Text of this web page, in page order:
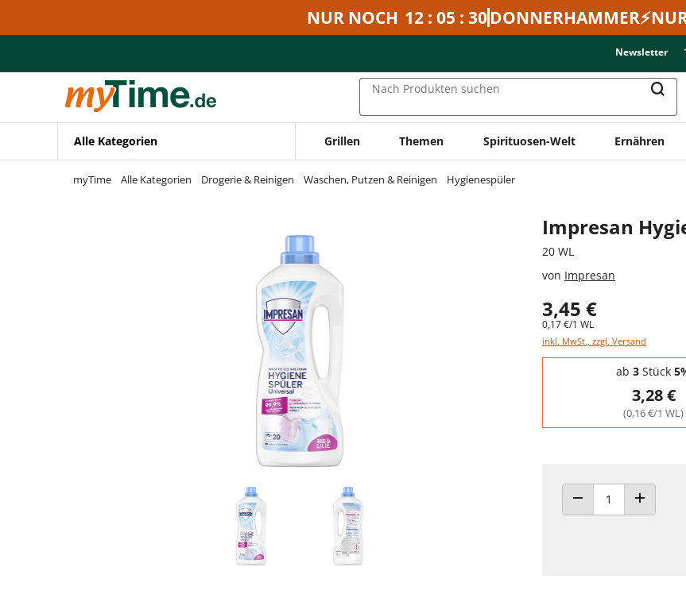
Zur Navigation springen
NUR NOCH 12 : 05 : 30
Newsletter
Nach Produkten suchen
Alle Kategorien Grillen Themen Spirituosen-Welt Ernähren
myTime Alle Kategorien Drogerie & Reinigen Waschen, Putzen & Reinigen Hygienespüler
Impresan
20 WL
von Impresan
3,45 €
0,17 €/1 WL
inkl. MwSt., zzgl. Versand
Staffelpreise - Mengenrabatt
ab 3 Stück
3,28 €
(0,16 €/1 WL)
ANZAHL VERRINGERN
ANZAHL